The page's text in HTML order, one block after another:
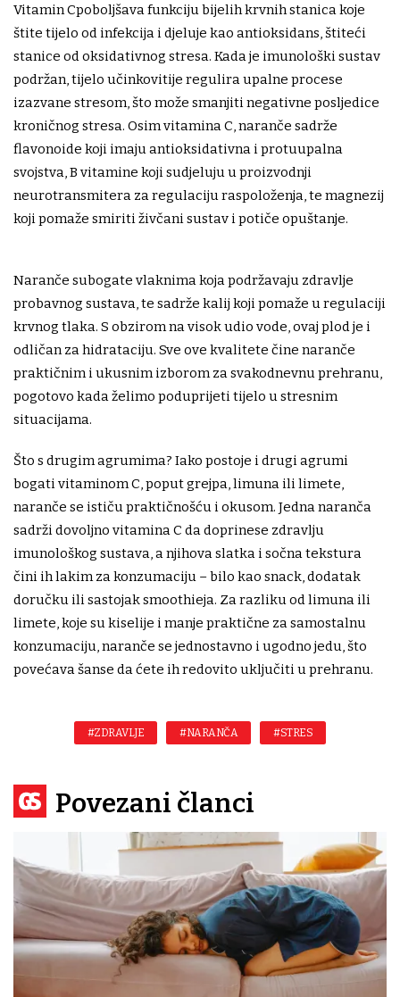
Vitamin Cpoboljšava funkciju bijelih krvnih stanica koje
štite tijelo od infekcija i djeluje kao antioksidans, štiteći
stanice od oksidativnog stresa. Kada je imunološki sustav
podržan, tijelo učinkovitije regulira upalne procese
izazvane stresom, što može smanjiti negativne posljedice
kroničnog stresa. Osim vitamina C, naranče sadrže
flavonoide koji imaju antioksidativna i protuupalna
svojstva, B vitamine koji sudjeluju u proizvodnji
neurotransmitera za regulaciju raspoloženja, te magnezij
koji pomaže smiriti živčani sustav i potiče opuštanje.
Naranče subogate vlaknima koja podržavaju zdravlje
probavnog sustava, te sadrže kalij koji pomaže u regulaciji
krvnog tlaka. S obzirom na visok udio vode, ovaj plod je i
odličan za hidrataciju. Sve ove kvalitete čine naranče
praktičnim i ukusnim izborom za svakodnevnu prehranu,
pogotovo kada želimo poduprijeti tijelo u stresnim
situacijama.
Što s drugim agrumima? Iako postoje i drugi agrumi
bogati vitaminom C, poput grejpa, limuna ili limete,
naranče se ističu praktičnošću i okusom. Jedna naranča
sadrži dovoljno vitamina C da doprinese zdravlju
imunološkog sustava, a njihova slatka i sočna tekstura
čini ih lakim za konzumaciju – bilo kao snack, dodatak
doručku ili sastojak smoothieja. Za razliku od limuna ili
limete, koje su kiselije i manje praktične za samostalnu
konzumaciju, naranče se jednostavno i ugodno jedu, što
povećava šanse da ćete ih redovito uključiti u prehranu.
#ZDRAVLJE #NARANČA #STRES
Povezani članci